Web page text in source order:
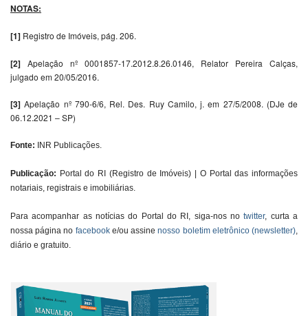
NOTAS:
[1] Registro de Imóveis, pág. 206.
[2] Apelação nº 0001857-17.2012.8.26.0146, Relator Pereira Calças,
julgado em 20/05/2016.
[3]Apelação nº 790-6/6, Rel. Des. Ruy Camilo, j. em 27/5/2008. (DJe de
06.12.2021 – SP)
Fonte: INR Publicações.
Publicação: Portal do RI (Registro de Imóveis) | O Portal das informações
notariais, registrais e imobiliárias.
Para acompanhar as notícias do Portal do RI, siga-nos notwitter, curta a
nossa página no facebooke/ou assinenosso boletim eletrônico (newsletter)
diário e gratuito.